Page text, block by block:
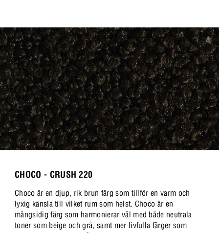
CHOCO - CRUSH 220
Choco är en djup, rik brun färg som tillför en varm och
lyxig känsla till vilket rum som helst. Choco är en
mångsidig färg som harmonierar väl med både neutrala
toner som beige och grå, samt mer livfulla färger som